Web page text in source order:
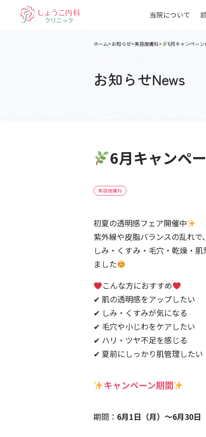
当院について
ホーム お知らせ 美容皮膚科 6月キャンペー
お知らせNews
6月キャンペ
美容皮膚科
初夏の透明感フェア開催中
紫外線や皮脂バランスの乱れ
しみ・くすみ・毛穴・乾燥・
ました
こんな方におすすめ
✔ 肌の透明感をアップしたい
✔ しみ・くすみが気になる
✔ 毛穴や小じわをケアしたい
✔ ハリ・ツヤ不足を感じる
✔ 夏前にしっかり肌管理したい
キャンペーン期間
期間： 6月1日（月）〜6月30日